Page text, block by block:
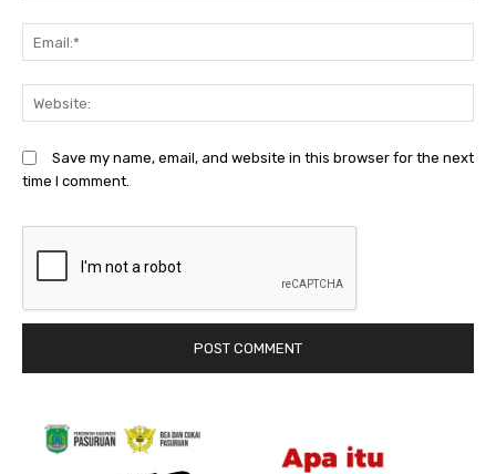
Save my name, email, and website in this browser for the next
time I comment.